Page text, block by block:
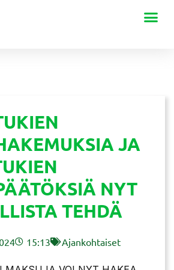
JA
NYT
TEHDÄ
15:13 Ajankohtaiset